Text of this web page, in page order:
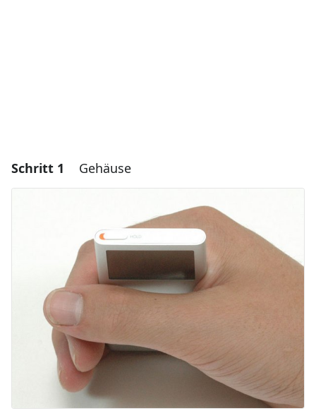
Schritt 1 Gehäuse